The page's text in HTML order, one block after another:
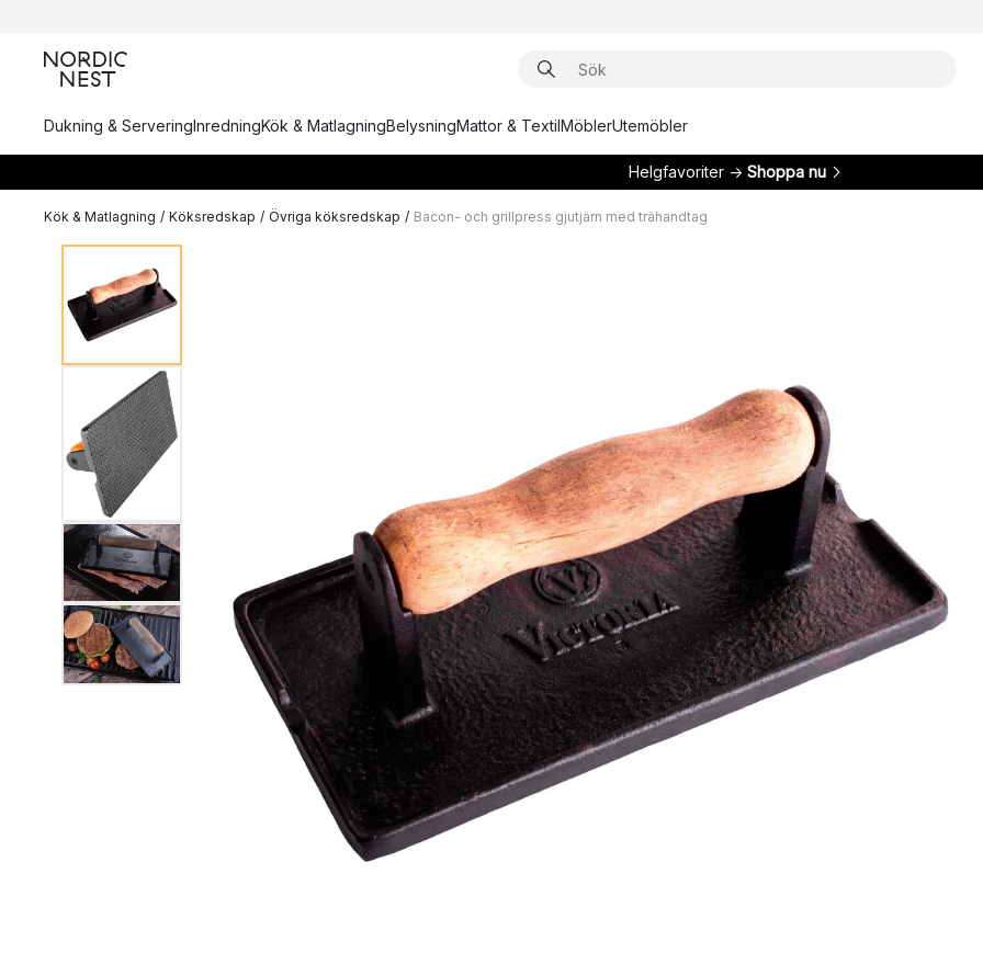
Dukning & ServeringInredningKök & MatlagningBelysningMattor & TextilMöblerUtemöbler
Helgfavoriter → Shoppa nu
Kök & Matlagning / Köksredskap / Övriga köksredskap / Bacon- och grillpress gjutjärn med trähandtag